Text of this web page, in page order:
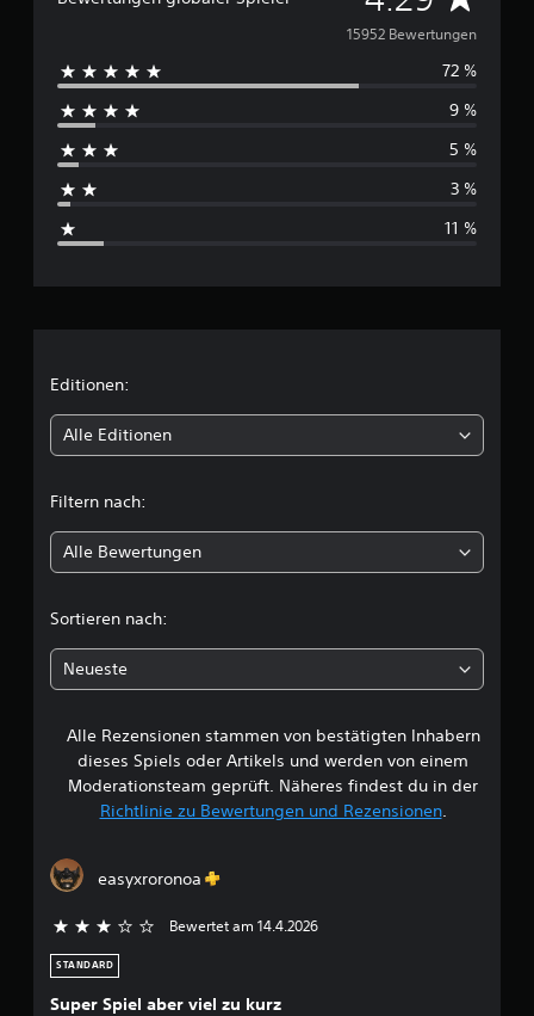
u
r
h
s
l
i
h
e
B
e
15952 Bewertungen
72 %
9 %
5 %
3 %
11 %
Editionen:
Alle Editionen
Filtern nach:
Alle Bewertungen
Sortieren nach:
Neueste
Alle Rezensionen stammen von bestätigten Inhabern
dieses Spiels oder Artikels und werden von einem
Moderationsteam geprüft. Näheres findest du in der
Richtlinie zu Bewertungen und Rezensionen.
easyxroronoa
3 von 5 Sternen Bewertet am 14.4.2026
STANDARD
Super Spiel aber viel zu kurz